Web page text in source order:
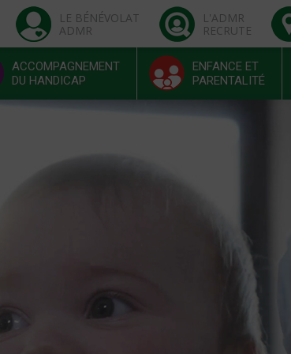
LE BÉNÉVOLAT
ADMR
L'ADMR
RECRUTE
ACCOMPAGNEMENT
DU HANDICAP
ENFANCE ET
PARENTALITÉ